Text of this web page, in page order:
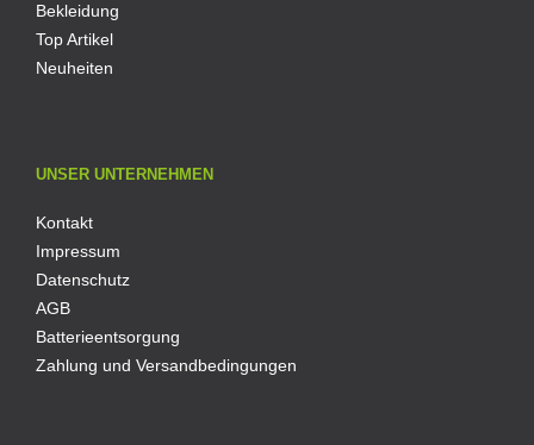
Bekleidung
Top Artikel
Neuheiten
UNSER UNTERNEHMEN
Kontakt
Impressum
Datenschutz
AGB
Batterieentsorgung
Zahlung und Versandbedingungen